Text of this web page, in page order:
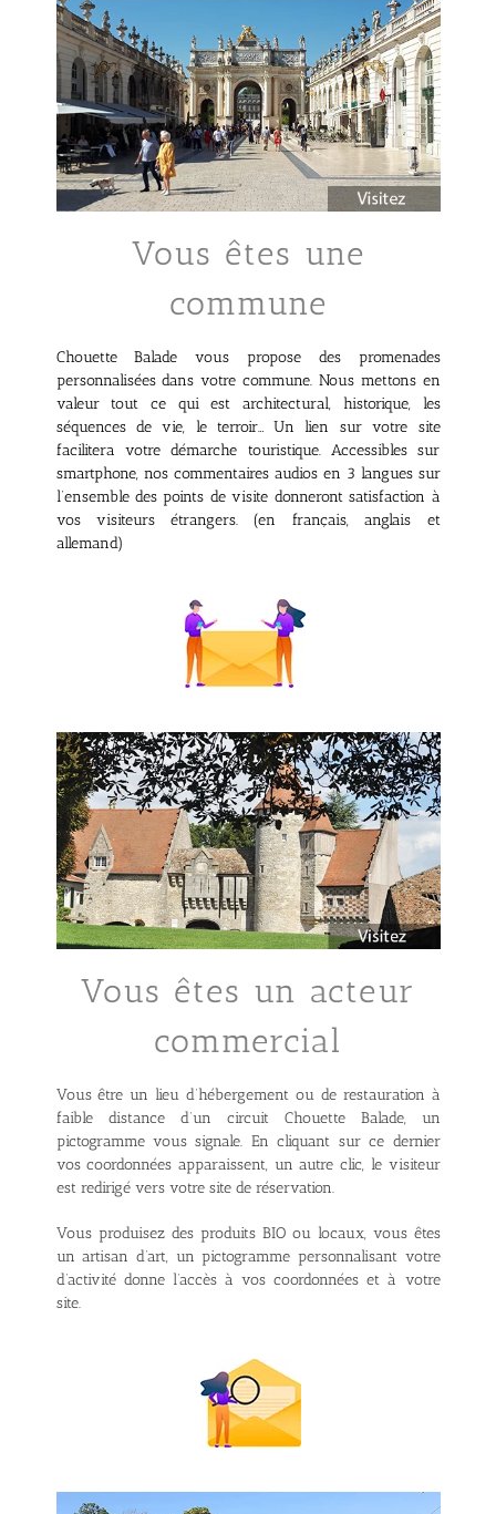
Vous êtes une
commune
Chouette Balade vous propose des promenades
personnalisées dans votre commune. Nous mettons en
valeur tout ce qui est architectural, historique, les
séquences de vie, le terroir… Un lien sur votre site
facilitera votre démarche touristique. Accessibles sur
smartphone, nos commentaires audios en 3 langues sur
l’ensemble des points de visite donneront satisfaction à
vos visiteurs étrangers. (en français, anglais et
allemand)
Vous êtes un acteur
commercial
Vous être un lieu d’hébergement ou de restauration à
faible distance d’un circuit Chouette Balade, un
pictogramme vous signale. En cliquant sur ce dernier
vos coordonnées apparaissent, un autre clic, le visiteur
est redirigé vers votre site de réservation.
Vous produisez des produits BIO ou locaux, vous êtes
un artisan d’art, un pictogramme personnalisant votre
d’activité donne l’accès à vos coordonnées et à votre
site.